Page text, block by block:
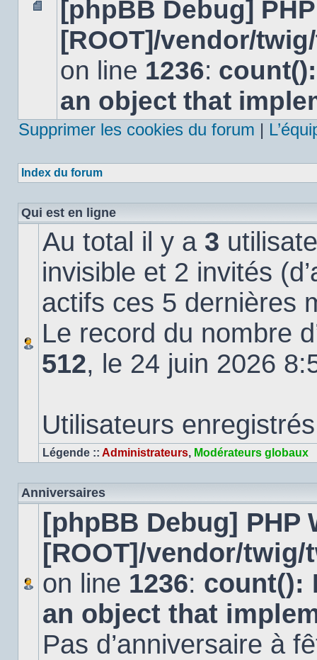
Aucun
message
non
[phpBB Debug]
[ROOT]/vendor/
on line 1236:
an object that
Supprimer les cookies du forum |
Index du forum
Qui est en ligne
Au total il y a 3
invisible et 2 invités
actifs ces 5 dernières
Le record du nombre
512, le 24 juin 2026
Utilisateurs
Légende :: Administrateurs, Modérateurs globaux
Anniversaires
[phpBB Debug] PHP
[ROOT]/vendor/
on line 1236: count():
an object that
Pas d’anniversaire à